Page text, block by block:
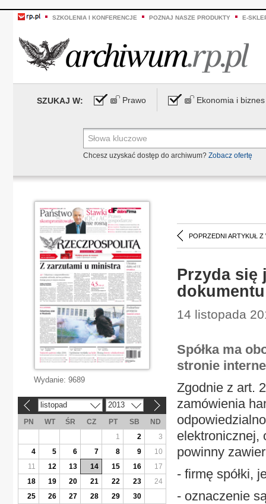
SZKOLENIA I KONFERENCJE POZNAJ NASZE PRODUKTY E-
SZUKAJ W: Prawo Ekonomia i biznes
Chcesz uzyskać dostęp do archiwum? Zobacz ofertę
POPRZEDNI ARTYKUŁ Z
Przyda się
dokumentu
14 listopada
Spółka ma
stronie
Zgodnie z art.
zamówienia
elektronicznej,
powinny
- firmę spółki,
- oznaczenie
Wydanie: 9689
listopad 2013
PN WT ŚR CZ PT SB
ND
1
2
3
4
5 6 7 8 9
10
11
12 13 14 15 16
17
18
19 20 21 22 23
24
25
26 27 28 29 30